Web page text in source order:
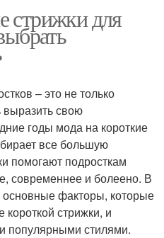
стрижки для
– это не только
выразить свою
годы мода на короткие
все большую
помогают подросткам
современнее и болеено. В
факторы, которые
короткой стрижки, и
популярными стилями.